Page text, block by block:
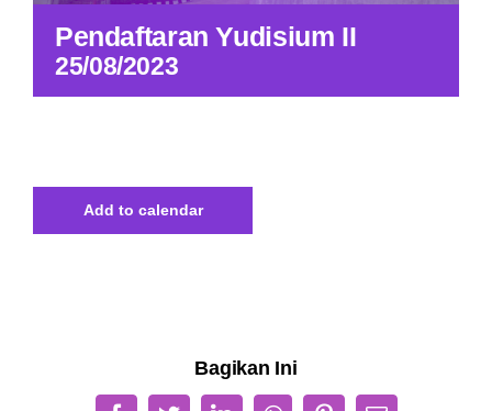
Pendaftaran Yudisium II
25/08/2023
Add to calendar
Bagikan Ini